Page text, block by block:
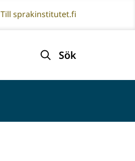
Till sprakinstitutet.fi
Sök